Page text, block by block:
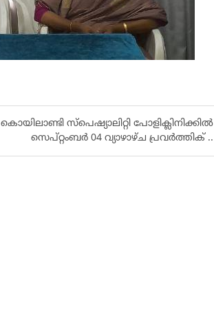
കൊയിലാണ്ടി സ്പെഷ്യാലിറ്റി പോളിക്ലിനിക്കിൽ
സെപ്റ്റംബർ 04 വ്യാഴാഴ്ച പ്രവർത്തിക് ..